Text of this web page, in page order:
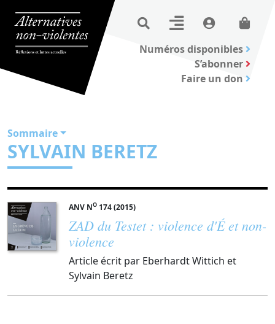
Numéros disponibles
S’abonner
Faire un don
Sommaire
SYLVAIN BERETZ
ANV NO 174 (2015)
ZAD du Testet : violence d'É et non-
violence
Article écrit par Eberhardt Wittich et
Sylvain Beretz